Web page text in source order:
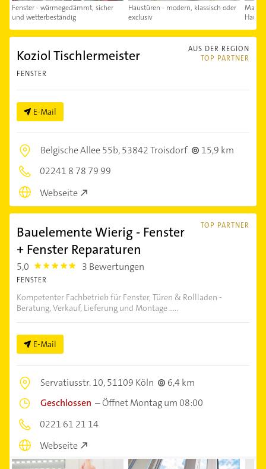
Fenster - wärmegedämmt, sicher
und wetterbeständig
Haustüren - modern, klassisch oder
exclusiv
Haus,
AUS DER REGION
TOP PARTNER
Koziol Tischlermeister
FENSTER
E-Mail
Belgische Allee 55b,53842 Troisdorf
15,9 km
02241 8 78 79 99
Webseite
TOP PARTNER
Bauelemente Wierig - Fenster
+ Fenster Reparaturen
5,0 5.0 3 Bewertungen
FENSTER
Kompetenter Fachbetrieb für Fenster, Türen & Rollladen -
Beratung, Verkauf, Lieferung und Montage .....
E-Mail
Servatiusstr. 10,51109 Köln
6,4 km
Geschlossen –Öffnet Montag um 08:00
0221 61 21 14
Webseite